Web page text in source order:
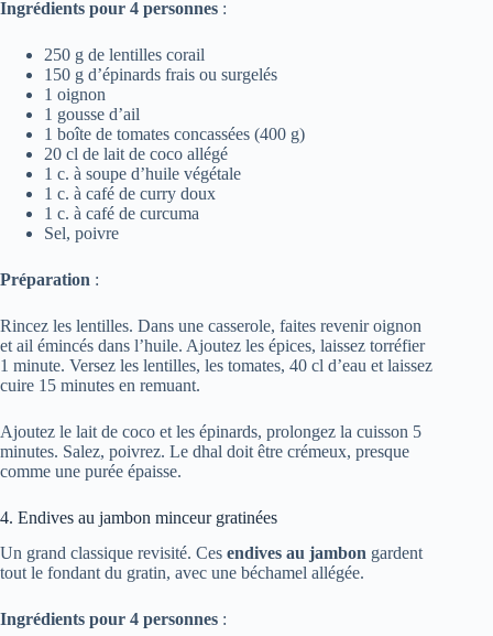
Ingrédients pour 4 personnes :
250 g de lentilles corail
150 g d’épinards frais ou surgelés
1 oignon
1 gousse d’ail
1 boîte de tomates concassées (400 g)
20 cl de lait de coco allégé
1 c. à soupe d’huile végétale
1 c. à café de curry doux
1 c. à café de curcuma
Sel, poivre
Préparation :
Rincez les lentilles. Dans une casserole, faites revenir oignon
et ail émincés dans l’huile. Ajoutez les épices, laissez torréfier
1 minute. Versez les lentilles, les tomates, 40 cl d’eau et laissez
cuire 15 minutes en remuant.
Ajoutez le lait de coco et les épinards, prolongez la cuisson 5
minutes. Salez, poivrez. Le dhal doit être crémeux, presque
comme une purée épaisse.
4. Endives au jambon minceur gratinées
Un grand classique revisité. Ces endives au jambon gardent
tout le fondant du gratin, avec une béchamel allégée.
Ingrédients pour 4 personnes :